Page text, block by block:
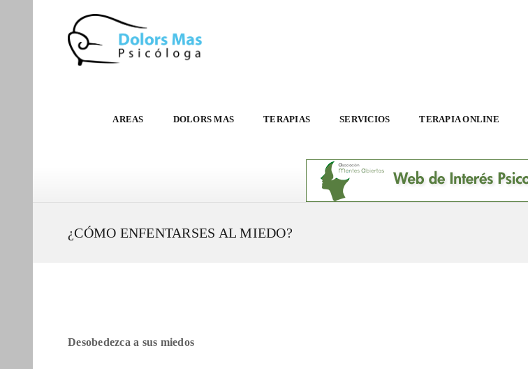
AREAS DOLORS MAS TERAPIAS SERVICIOS TERAPIA ONLINE
¿CÓMO ENFENTARSES AL MIEDO?
Desobedezca a sus miedos